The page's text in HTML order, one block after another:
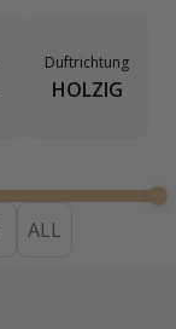
Duftrichtung
HOLZIG
ALL